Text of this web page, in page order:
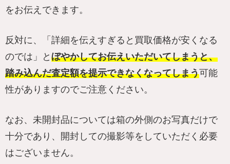
をお伝えできます。
反対に、「詳細を伝えすぎると買取価格が安くなる
のでは」と ぼやかしてお伝えいただいてしまうと、
踏み込んだ査定額を提示できなくなってしまう可能
性がありますのでご注意ください。
なお、未開封品については箱の外側のお写真だけで
十分であり、開封しての撮影等をしていただく必要
はございません。